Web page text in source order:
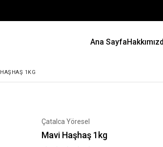
Ana Sayfa
1KG
Çatalca Yöresel
Mavi Haşhaş 1kg